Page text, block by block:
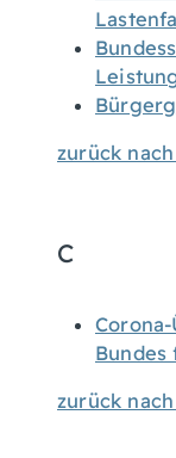
zurück
C
zurück